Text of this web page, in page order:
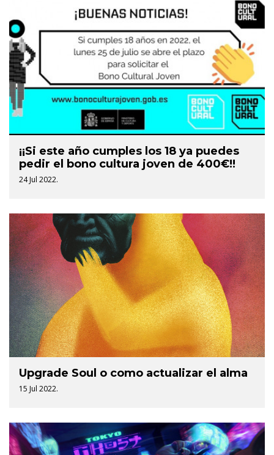
¡¡Si este año cumples los 18 ya puedes
pedir el bono cultura joven de 400€!!
24 Jul 2022.
Upgrade Soul o como actualizar el alma
15 Jul 2022.